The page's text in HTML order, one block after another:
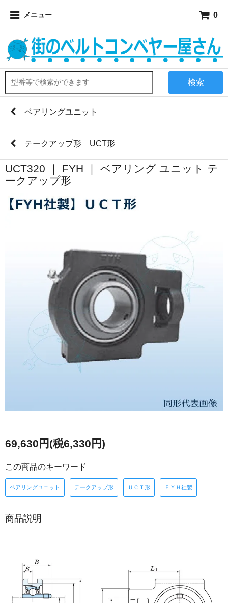
メニュー 0
検索
ベアリングユニット
テークアップ形 UCT形
UCT320 ｜ FYH ｜ ベアリング ユニット テ
ークアップ形
69,630円(税6,330円)
この商品のキーワード
ベアリングユニット テークアップ形 ＵＣＴ形 ＦＹＨ社製
商品説明